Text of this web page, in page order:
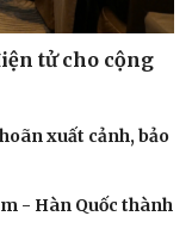
tử cho cộng
xuất cảnh, bảo
- Hàn Quốc thành